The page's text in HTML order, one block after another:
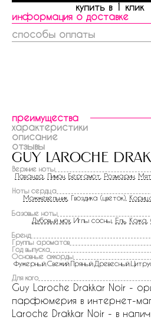
купить в 1 клик
информация о доставке
способы оплаты
преимущества
характеристики
описание
отзывы
guy laroche
Верхние ноты
Лаванда Лимон Бергамот Розмарин
Ноты сердца
Можжевельник , Гвоздика (цветок),
Базовые ноты
Дубовый мох , Иглы сосны, Ель Кожа
Бренд
Группы ароматов
Год выпуска
Основные аккорды
Для кого
Guy Laroche Drakkar Noir -
парфюмерия в интернет-
Laroche Drakkar Noir - в